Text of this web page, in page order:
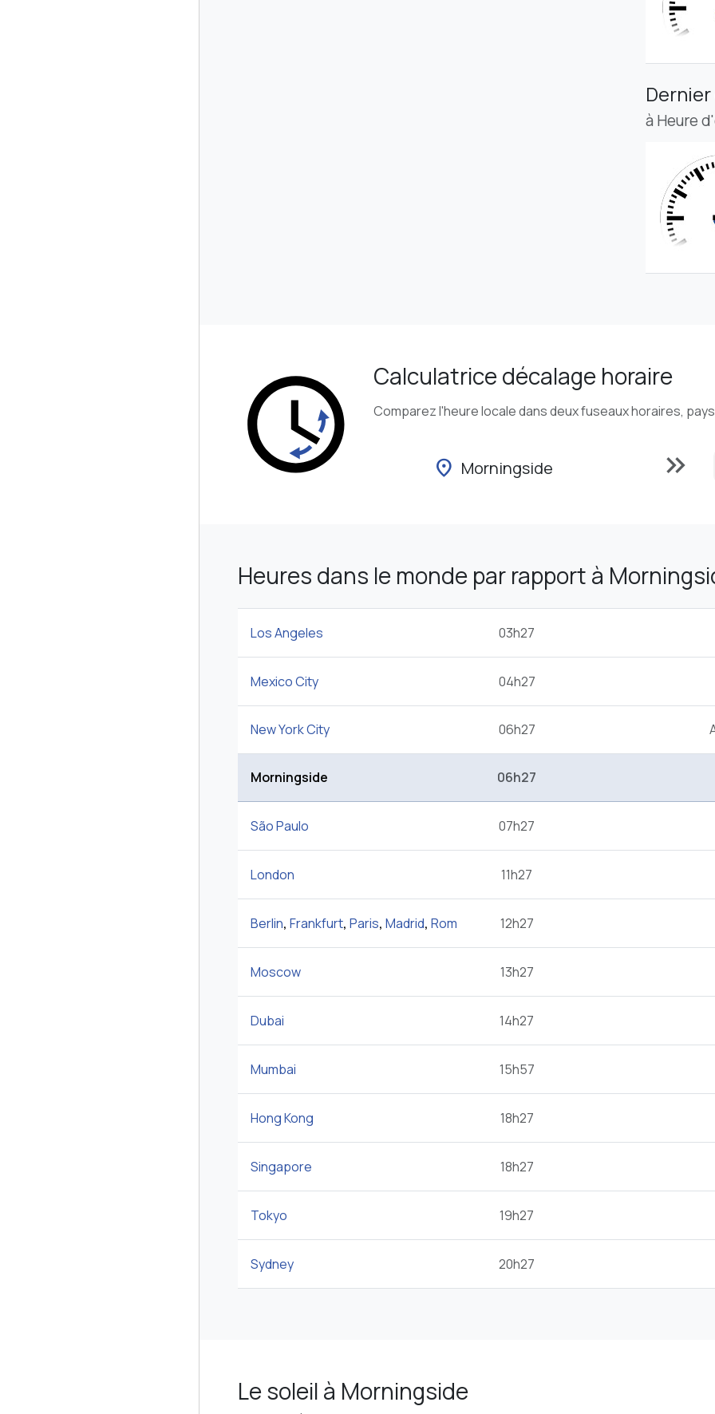
à Heure
Calculatrice décalage horaire
Comparez l'heure locale dans deux fuseaux horaires,
location_on Morningside keyboard_double_arrow_right
Heures dans le monde par rapport à
Los Angeles 03h27
Mexico City 04h27
New York City 06h27
Morningside 06h27
São Paulo 07h27
London 11h27
Berlin, Frankfurt, Paris, Madrid, Rom 12h27
Moscow 13h27
Dubai 14h27
Mumbai 15h57
Hong Kong 18h27
Singapore 18h27
Tokyo 19h27
Sydney 20h27
Le soleil à Morningside